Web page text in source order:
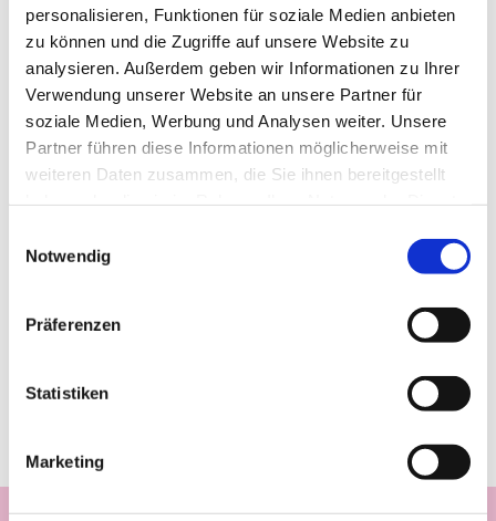
personalisieren, Funktionen für soziale Medien anbieten
zu können und die Zugriffe auf unsere Website zu
analysieren. Außerdem geben wir Informationen zu Ihrer
Verwendung unserer Website an unsere Partner für
soziale Medien, Werbung und Analysen weiter. Unsere
Partner führen diese Informationen möglicherweise mit
weiteren Daten zusammen, die Sie ihnen bereitgestellt
Notwendig
Präferenzen
Statistiken
Marketing